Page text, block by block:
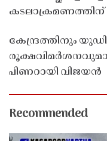
കേന്ദ്രത്തിനും
പിണറായി വിജയൻ
Recommended